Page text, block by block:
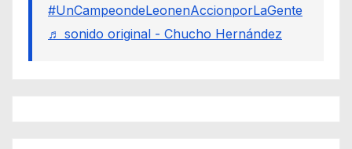
#UnCampeondeLeonenAccionporLaGente
♬ sonido original - Chucho Hernández